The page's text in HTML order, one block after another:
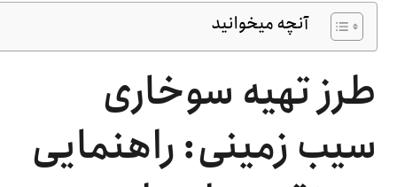
آنچه میخوانید
طرز تهیه سوخاری
سیب زمینی: راهنمایی